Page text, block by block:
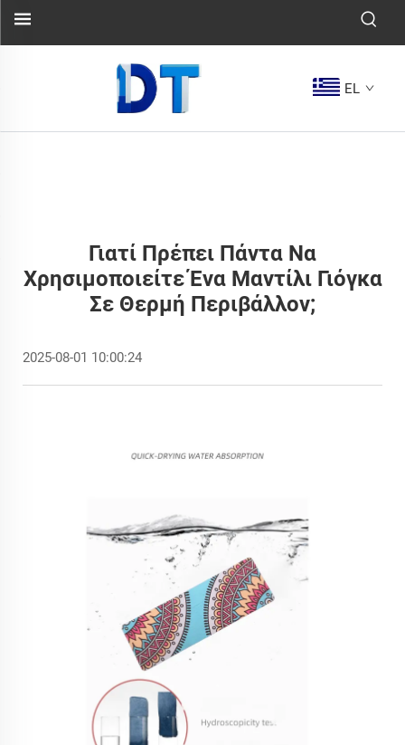
EL
Γιατί Πρέπει Πάντα Να
Χρησιμοποιείτε Ένα Μαντίλι Γιόγκα
Σε Θερμή Περιβάλλον;
2025-08-01 10:00:24